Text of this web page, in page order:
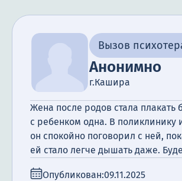
Вызов
Анонимно
г.Кашира
Жена после родов стала плакать
с ребенком одна. В поликлинику
он спокойно поговорил с ней,
ей стало легче дышать даже.
Опубликован:09.11.2025